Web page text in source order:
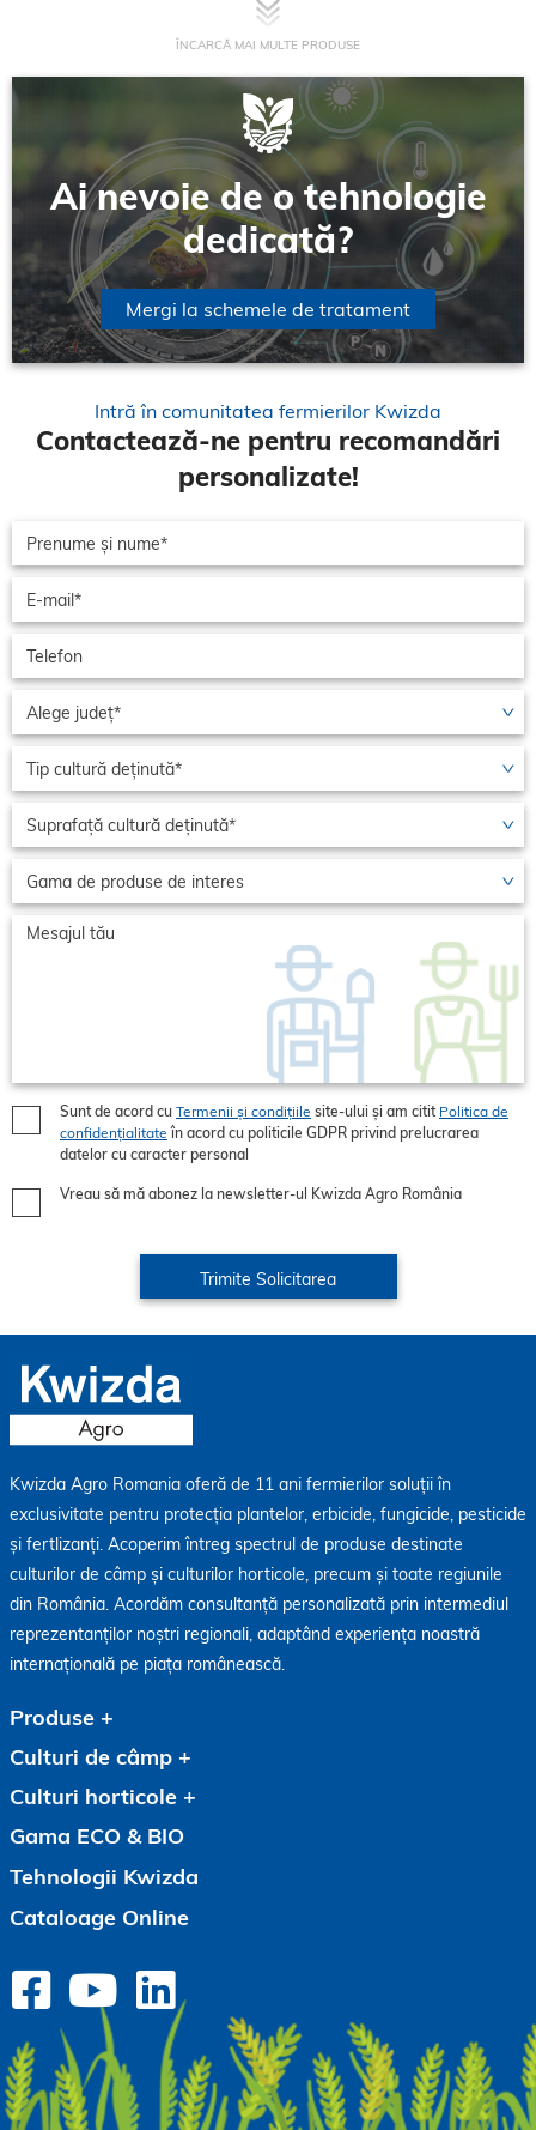
ÎNCARCĂ MAI MULTE PRODUSE
Ai nevoie de o tehnologie
dedicată?
Mergi la schemele de tratament
Intră în comunitatea fermierilor Kwizda
Contactează-ne pentru recomandări
personalizate!
Sunt de acord cu Termenii și condițiile site-ului și am citit Politica de
confidențialitate în acord cu politicile GDPR privind prelucrarea
datelor cu caracter personal
Vreau să mă abonez la newsletter-ul Kwizda Agro România
Kwizda Agro Romania oferă de 11 ani fermierilor soluții în
exclusivitate pentru protecția plantelor, erbicide, fungicide, pesticide
și fertlizanți. Acoperim întreg spectrul de produse destinate
culturilor de câmp și culturilor horticole, precum și toate regiunile
din România. Acordăm consultanță personalizată prin intermediul
reprezentanților noștri regionali, adaptând experiența noastră
internațională pe piața românească.
Produse
Culturi de câmp
Culturi horticole
Gama ECO & BIO
Tehnologii Kwizda
Cataloage Online